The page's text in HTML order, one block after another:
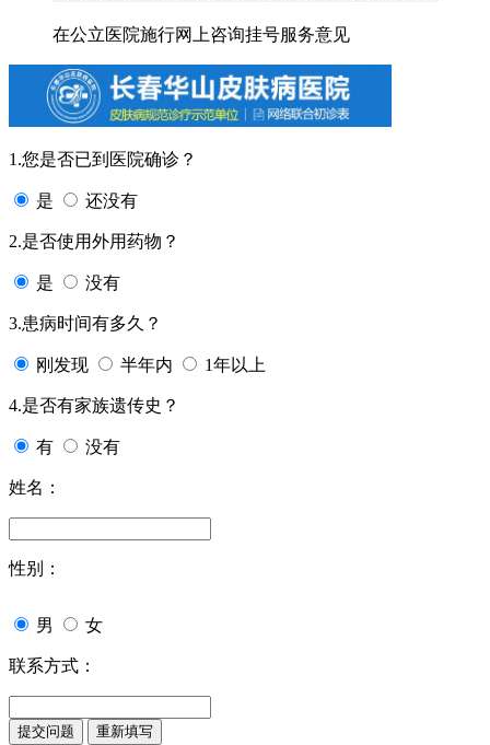
在公立医院施行网上咨询挂号服务意见
1.您是否已到医院确诊？
是 还没有
2.是否使用外用药物？
是 没有
3.患病时间有多久？
刚发现 半年内 1年以上
4.是否有家族遗传史？
有 没有
姓名：
性别：
男 女
联系方式：